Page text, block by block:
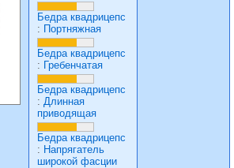
Бедра квадрицепс
: Портняжная
Бедра квадрицепс
: Гребенчатая
Бедра квадрицепс
: Длинная
приводящая
Бедра квадрицепс
: Напрягатель
широкой фасции